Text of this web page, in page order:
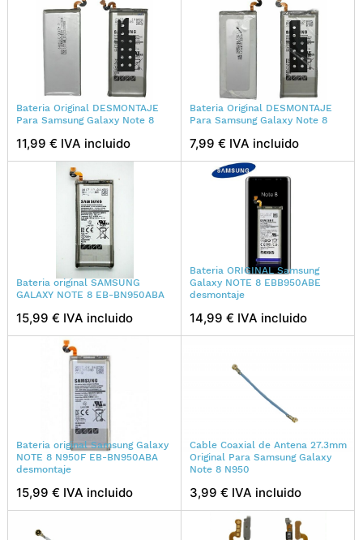
Bateria Original DESMONTAJE
Para Samsung Galaxy Note 8
11,99 € IVA incluido
Bateria Original DESMONTAJE
Para Samsung Galaxy Note 8
7,99 € IVA incluido
Bateria original SAMSUNG
GALAXY NOTE 8 EB-BN950ABA
15,99 € IVA incluido
Bateria ORIGINAL Samsung
Galaxy NOTE 8 EBB950ABE
desmontaje
14,99 € IVA incluido
Bateria original Samsung Galaxy
NOTE 8 N950F EB-BN950ABA
desmontaje
15,99 € IVA incluido
Cable Coaxial de Antena 27.3mm
Original Para Samsung Galaxy
Note 8 N950
3,99 € IVA incluido